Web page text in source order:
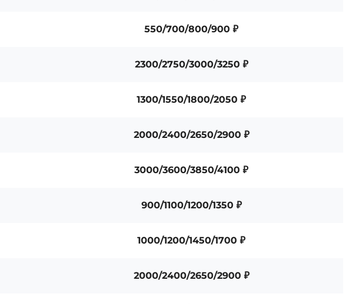
550/700/800/900 ₽
2300/2750/3000/3250 ₽
1300/1550/1800/2050 ₽
2000/2400/2650/2900 ₽
3000/3600/3850/4100 ₽
900/1100/1200/1350 ₽
1000/1200/1450/1700 ₽
2000/2400/2650/2900 ₽